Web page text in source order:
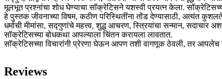
मूलभूत प्रश्नांचा शोध घेण्याचा सॉक्रेटिसने यशस्वी प्रयत्न केला.
हे पुस्तक जीवनाच्या विषम, कठीण परिस्थितींना तोंड देण्यासाठी, अत्यंत
धर्माची मीमांसा, सद्गुणांचे महत्त्व, शुद्ध आचरण, स्त्रियांचा सन्मान,
सॉक्रेटिसच्या बोधकथा आपल्याला चिंतन करायला लावतात.
सॉक्रेटिसच्या विचारांनी प्रेरणा घेऊन आपण तशी वागणूक ठेवली, तर
Reviews